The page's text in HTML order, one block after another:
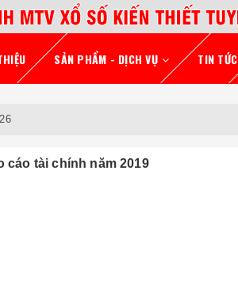
SẢN PHẨM - DỊCH VỤ TIN TỨC
cáo tài chính năm 2019